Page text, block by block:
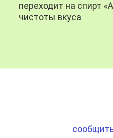
переходит на спирт
чистоты вкуса